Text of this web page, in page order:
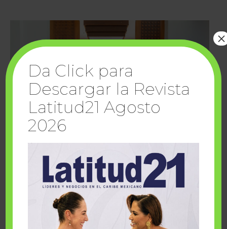
Cuando la solidaridad inspira; cumplen
sueños Fairmont Mayakoba y Make-A-Wish
Da Click para
Descargar la Revista
Latitud21 Agosto
2026
×